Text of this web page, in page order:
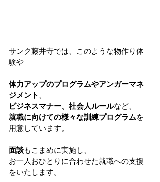
サンク藤井寺では、このような物作り体
験や
体力アップのプログラムやアンガーマネ
ジメント
ビジネスマナー、社会人ルールなど、
就職に向けての様々な訓練プログラムを
用意しています。
面談もこまめに実施し、
お一人おひとりに合わせた就職への支援
をいたします。